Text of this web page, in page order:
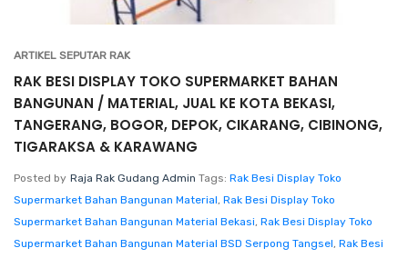
ARTIKEL SEPUTAR RAK
RAK BESI DISPLAY TOKO SUPERMARKET BAHAN
BANGUNAN / MATERIAL, JUAL KE KOTA BEKASI,
TANGERANG, BOGOR, DEPOK, CIKARANG, CIBINONG,
TIGARAKSA & KARAWANG
Posted by Raja Rak Gudang Admin Tags: Rak Besi Display Toko
Supermarket Bahan Bangunan Material, Rak Besi Display Toko
Supermarket Bahan Bangunan Material Bekasi, Rak Besi Display Toko
Supermarket Bahan Bangunan Material BSD Serpong Tangsel, Rak Besi